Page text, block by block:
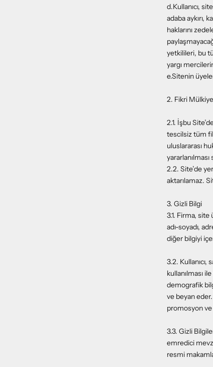
d.Kullanıcı,
adaba aykırı,
haklarını
yetkilileri, bu
yargı
e.Sitenin
2. Fikri
2.1. İşbu
tescilsiz tüm
uluslararası
2.2. Site’de
aktarılamaz.
3. Gizli Bilgi
3.1. Firma,
adı-soyadı,
diğer bilgiyi
3.2.
kullanılması
demografik
ve beyan
promosyon ve
3.3. Gizli
emredici
resmi